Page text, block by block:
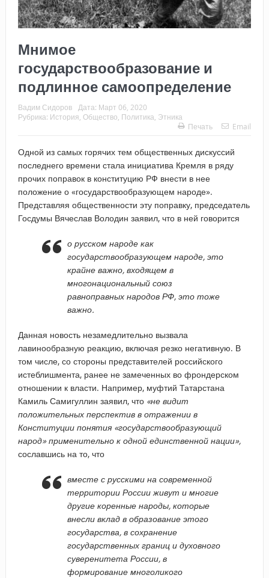
Мнимое
государствообразование и
подлинное самоопределение
Вадим Сидоров Дата: Март 06, 2020
Рубрика: История Общество Политика Этника
Печать
Email
Одной из самых горячих тем общественных дискуссий
последнего времени стала инициатива Кремля в ряду
прочих поправок в конституцию РФ внести в нее
положение о «государствообразующем народе».
Представляя общественности эту поправку, председатель
Госдумы Вячеслав Володин заявил, что в ней говорится
о русском народе как
государствообразующем народе, это
крайне важно, входящем в
многонациональный союз
равноправных народов РФ, это тоже
важно.
Данная новость незамедлительно вызвала
лавинообразную реакцию, включая резко негативную. В
том числе, со стороны представителей российского
истеблишмента, ранее не замеченных во фрондерском
отношении к власти. Например, муфтий Татарстана
Камиль Самигуллин заявил, что «не видит
положительных перспектив в отражении в
Конституции понятия «государствообразующий
народ» применительно к одной единственной нации»,
сославшись на то, что
вместе с русскими на современной
территории России живут и многие
другие коренные народы, которые
внесли вклад в образование этого
государства, в сохранение
государственных границ и духовного
суверенитета России, в
формирование многоликого